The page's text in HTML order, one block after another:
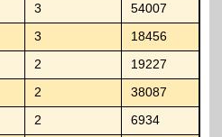
3 54007
3 18456
2 19227
2 38087
2 6934